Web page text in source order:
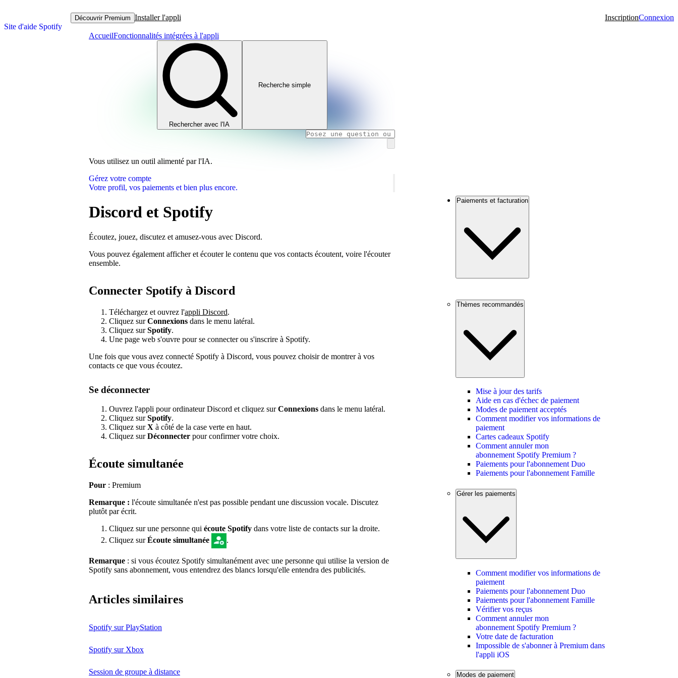
Site d'aide Spotify
Découvrir Premium Installer l'appli InscriptionConnexion
AccueilFonctionnalités intégrées à l'appli
Rechercher avec l'IA
Recherche simple
Vous utilisez un outil alimenté par l'IA.
Gérez votre compte
Votre profil, vos paiements et bien plus encore.
Discord et Spotify
Écoutez, jouez, discutez et amusez-vous avec Discord.
Vous pouvez également afficher et écouter le contenu que vos contacts écoutent, voire l'écouter
ensemble.
Connecter Spotify à Discord
Téléchargez et ouvrez l'appli Discord.
Cliquez surConnexions dans le menu latéral.
Cliquez surSpotify.
Une page web s'ouvre pour se connecter ou s'inscrire à Spotify.
Une fois que vous avez connecté Spotify à Discord, vous pouvez choisir de montrer à vos
contacts ce que vous écoutez.
Se déconnecter
Ouvrez l'appli pour ordinateur Discord et cliquez surConnexions dans le menu latéral.
Cliquez surSpotify.
Cliquez surX à côté de la case verte en haut.
Cliquez surDéconnecter pour confirmer votre choix.
Écoute simultanée
Pour : Premium
Remarque : l'écoute simultanée n'est pas possible pendant une discussion vocale. Discutez
plutôt par écrit.
Cliquez sur une personne qui écoute Spotify dans votre liste de contacts sur la droite.
Cliquez surÉcoute simultanée .
Remarque : si vous écoutez Spotify simultanément avec une personne qui utilise la version de
Spotify sans abonnement, vous entendrez des blancs lorsqu'elle entendra des publicités.
Articles similaires
Spotify sur PlayStation
Spotify sur Xbox
Session de groupe à distance
Paiements et facturation
Thèmes recommandés
Mise à jour des tarifs
Aide en cas d'échec de paiement
Modes de paiement acceptés
Comment modifier vos informations de
paiement
Cartes cadeaux Spotify
Comment annuler mon
abonnement Spotify Premium ?
Paiements pour l'abonnement Duo
Paiements pour l'abonnement Famille
Gérer les paiements
Comment modifier vos informations de
paiement
Paiements pour l'abonnement Duo
Paiements pour l'abonnement Famille
Vérifier vos reçus
Comment annuler mon
abonnement Spotify Premium ?
Votre date de facturation
Impossible de s'abonner à Premium dans
l'appli iOS
Modes de paiement